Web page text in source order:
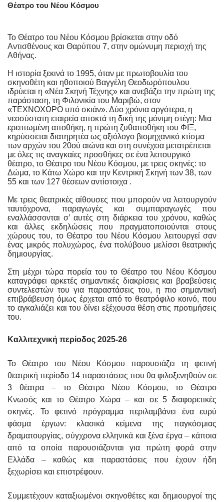
Θέατρο του Νέου Κόσμου
Το Θέατρο του Νέου Κόσμου βρίσκεται στην οδό
Αντισθένους και Θαρύπου 7, στην ομώνυμη περιοχή της
Αθήνας.
Η ιστορία ξεκινά το 1995, όταν με πρωτοβουλία του
σκηνοθέτη και ηθοποιού Βαγγέλη Θεοδωρόπουλου
ιδρύεται η «Νέα Σκηνή Τέχνης» και ανεβάζει την πρώτη της
παράσταση, τη Φιλονικία του Μαριβώ, στον
«ΤΕΧΝΟΧΩΡΟ υπό σκιάν». Δύο χρόνια αργότερα, η
νεοσύστατη εταιρεία αποκτά τη δική της μόνιμη στέγη: Μια
ερειπωμένη αποθήκη, η πρώτη ζυθαποθήκη του ΦΙΞ,
κηρύσσεται διατηρητέα ως αξιόλογο βιομηχανικό κτίσμα
των αρχών του 20ού αιώνα και στη συνέχεια μετατρέπεται
με όλες τις αναγκαίες προσθήκες σε ένα λειτουργικό
θέατρο, το Θέατρο του Νέου Κόσμου, με τρεις σκηνές: το
Δώμα, το Κάτω Χώρο και την Κεντρική Σκηνή των 38, των
55 και των 127 θέσεων αντίστοιχα .
Με τρεις θεατρικές αίθουσες που μπορούν να λειτουργούν
ταυτόχρονα, παραγωγές και συμπαραγωγές που
εναλλάσσονται σ’ αυτές στη διάρκεια του χρόνου, καθώς
και άλλες εκδηλώσεις που πραγματοποιούνται στους
χώρους του, το Θέατρο του Νέου Κόσμου λειτουργεί σαν
ένας μικρός πολυχώρος, ένα πολύβουο μελίσσι θεατρικής
δημιουργίας.
Στη μέχρι τώρα πορεία του το Θέατρο του Νέου Κόσμου
καταγράφει αρκετές σημαντικές διακρίσεις και βραβεύσεις
συντελεστών του για παραστάσεις του, η πιο σημαντική
επιβράβευση όμως έρχεται από το θεατρόφιλο κοινό, που
το αγκαλιάζει και του δίνει εξέχουσα θέση στις προτιμήσεις
του.
Καλλιτεχνική περίοδος 2025-26
Το Θέατρο του Νέου Κόσμου παρουσιάζει τη φετινή
θεατρική περίοδο 14 παραστάσεις που θα φιλοξενηθούν σε
3 θέατρα – το Θέατρο Νέου Κόσμου, το Θέατρο
Κνωσός
και το Θέατρο Χώρα – και σε 5 διαφορετικές
σκηνές. Το φετινό πρόγραμμα περιλαμβάνει ένα ευρύ
φάσμα έργων: κλασικά κείμενα της παγκόσμιας
δραματουργίας, σύγχρονα ελληνικά και ξένα έργα – κάποια
από τα οποία παρουσιάζονται για πρώτη φορά στην
Ελλάδα – καθώς και παραστάσεις που έχουν ήδη
ξεχωρίσει και επιστρέφουν.
Συμμετέχουν καταξιωμένοι σκηνοθέτες και δημιουργοί της